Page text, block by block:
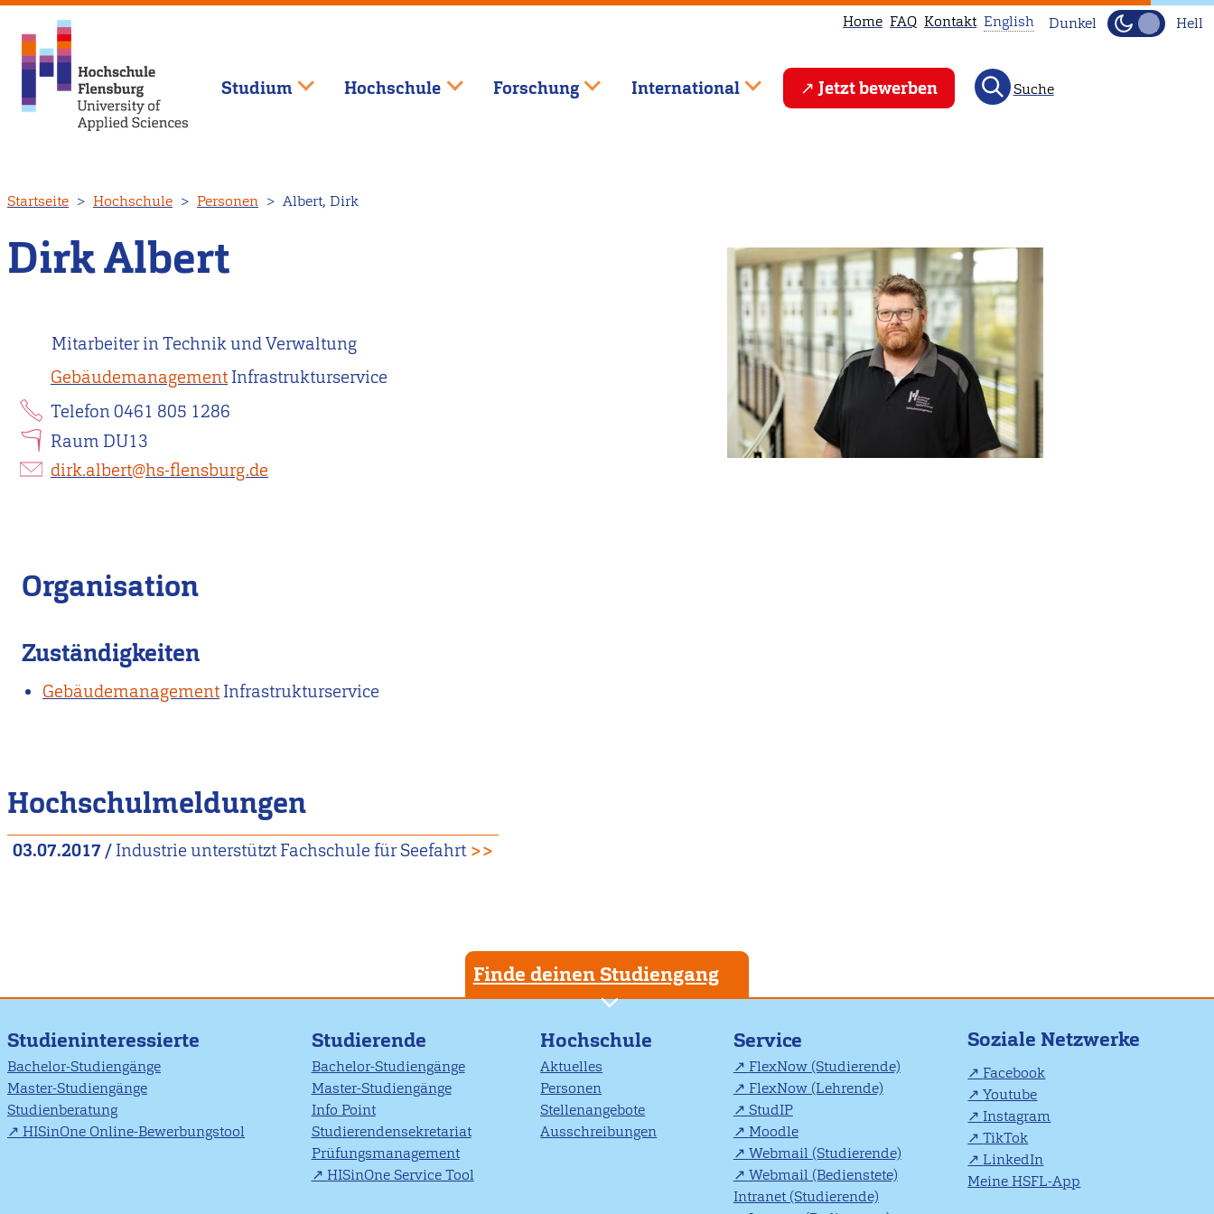
zum
Inhalt
Home FAQ Kontakt
This
page
Head
to
our
English
main
page
instead.
English Dunkel Hell
Studium Hochschule Forschung International Jetzt bewerben Suche
Startseite Hochschule Personen Albert, Dirk
Dirk Albert
Mitarbeiter in Technik und Verwaltung
GebäudemanagementInfrastrukturservice
Telefon 0461 805 1286
Raum DU13
dirk.albert@hs-flensburg.de
Organisation
Zuständigkeiten
GebäudemanagementInfrastrukturservice
Hochschulmeldungen
03.07.2017 / Industrie unterstützt Fachschule für Seefahrt >>
Finde deinen Studiengang
Studieninteressierte
Bachelor-Studiengänge
Master-Studiengänge
Studienberatung
HISinOne Online-Bewerbungstool
Studierende
Bachelor-Studiengänge
Master-Studiengänge
Info Point
Studierendensekretariat
Prüfungsmanagement
HISinOne Service Tool
Hochschule
Aktuelles
Personen
Stellenangebote
Ausschreibungen
Service
FlexNow (Studierende)
FlexNow (Lehrende)
StudIP
Moodle
Webmail (Studierende)
Webmail (Bedienstete)
Intranet (Studierende)
Soziale Netzwerke
Facebook
Youtube
Instagram
TikTok
LinkedIn
Meine HSFL-App